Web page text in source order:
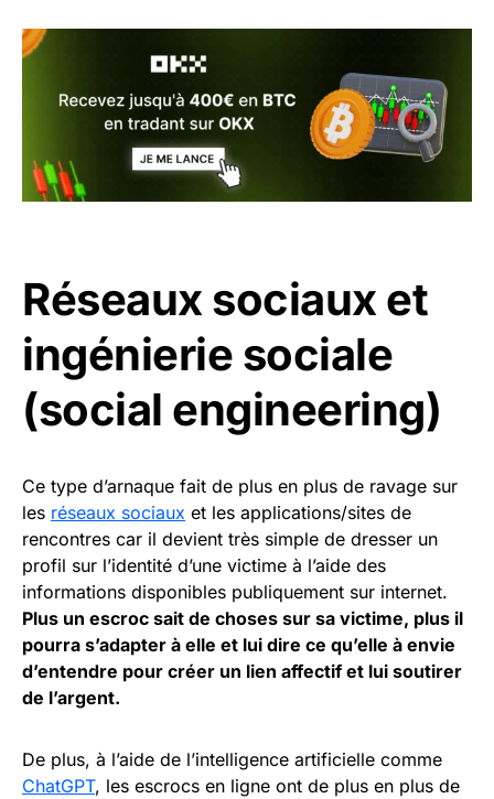
Réseaux sociaux et
ingénierie sociale
(social engineering)
Ce type d’arnaque fait de plus en plus de ravage sur
les réseaux sociaux et les applications/sites de
rencontres car il devient très simple de dresser un
profil sur l’identité d’une victime à l’aide des
informations disponibles publiquement sur internet.
Plus un escroc sait de choses sur sa victime, plus il
pourra s’adapter à elle et lui dire ce qu’elle à envie
d’entendre pour créer un lien affectif et lui soutirer
de l’argent.
De plus, à l’aide de l’intelligence artificielle comme
ChatGPT, les escrocs en ligne ont de plus en plus de